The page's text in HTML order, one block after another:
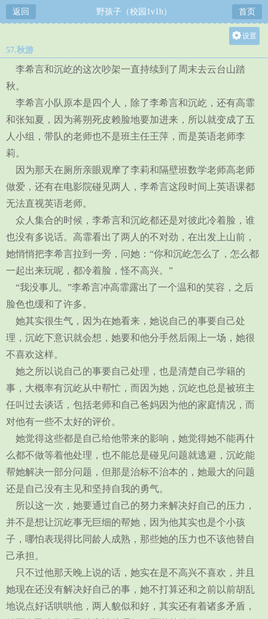
返回 野孩子（校园1v1h） 首页
设置
大
小
57.秋游
李希言和沉屹的这次吵架一直持续到了周末去云台山踏
秋。
李希言小队原本是四个人，除了李希言和沉屹，还有高霏
和张知夏，因为蒋朔死皮赖脸地要加进来，所以就变成了五
人小组，带队的老师也不是班主任王萍，而是英语老师李
莉。
因为那天在厕所亲眼观摩了李莉和隔壁班数学老师高老师
做爱，还有在电影院碰见两人，李希言这段时间上英语课都
无法直视英语老师。
众人集合的时候，李希言和沉屹都还是对彼此冷着脸，谁
也没有多说话。高霏看出了两人的不对劲，在出发上山前，
她悄悄把李希言拉到一旁，问她：“你和沉屹怎么了，怎么都
一起出来玩呢，都冷着脸，怪不高兴。”
“我没事儿。”李希言冲高霏露出了一个温和的笑容，之后
脸色也缓和了许多。
她其实很生气，因为在她看来，她说自己的事要自己处
理，沉屹下意识就会想，她要和他分手然后闹上一场，她很
不喜欢这样。
她之所以说自己的事要自己处理，也是清楚自己学籍的
事，大概率有沉屹从中帮忙，而因为她，沉屹也总是被班主
任叫过去谈话，包括老师和自己爸妈因为他的家庭情况，而
对他有一些不太好的评价。
她觉得这些都是自己给他带来的影响，她觉得她不能再什
么都不做等着他处理，也不能总是碰见问题就逃避，沉屹能
帮她解决一部分问题，但那是治标不治本的，她最大的问题
还是自己没有主见和坚持自我的勇气。
所以这一次，她要通过自己的努力来解决好自己的压力，
并不是想让沉屹事无巨细的帮她，因为他其实也是个小孩
子，哪怕表现得比同龄人成熟，那些她的压力也不该他替自
己承担。
只不过他那天晚上说的话，她实在是不高兴不喜欢，并且
她现在还没有解决好自己的事，她不打算还和之前以前胡乱
地说点好话哄哄他，两人貌似和好，其实还有着诸多矛盾，